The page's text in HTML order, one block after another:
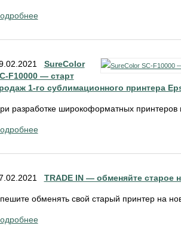
SureColor
F10000 — старт
1-го сублимационного принтера
разработке широкоформатных
TRADE IN — обменяйте старое
обменять свой старый принтер на